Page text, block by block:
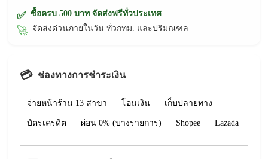
✅ ซื้อครบ 500 บาท จัดส่งฟรีทั่วประเทศ
🚀 จัดส่งด่วนภายในวัน ทั่วกทม. และปริมณฑล
💳 ช่องทางการชำระเงิน
จ่ายหน้าร้าน 13 สาขา โอนเงิน เก็บปลายทาง
บัตรเครดิต ผ่อน 0% (บางรายการ) Shopee Lazada